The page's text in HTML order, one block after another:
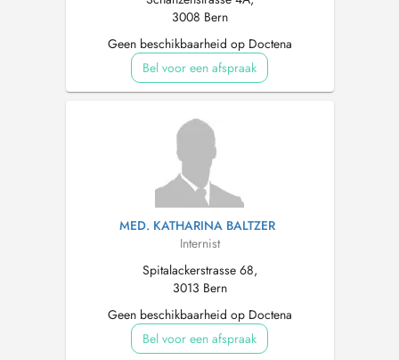
3008 Bern
Geen beschikbaarheid op Doctena
Bel voor een afspraak
MED. KATHARINA BALTZER
Internist
Spitalackerstrasse 68,
3013 Bern
Geen beschikbaarheid op Doctena
Bel voor een afspraak